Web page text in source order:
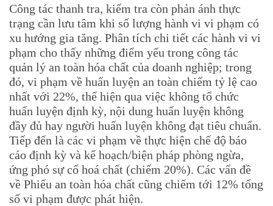
Công tác thanh tra, kiểm tra còn phản ánh thực
trạng cần lưu tâm khi số lượng hành vi vi phạm có
xu hướng gia tăng. Phân tích chi tiết các hành vi vi
phạm cho thấy những điểm yếu trong công tác
quản lý an toàn hóa chất của doanh nghiệp; trong
đó, vi phạm về huấn luyện an toàn chiếm tỷ lệ cao
nhất với 22%, thể hiện qua việc không tổ chức
huấn luyện định kỳ, nội dung huấn luyện không
đầy đủ hay người huấn luyện không đạt tiêu chuẩn.
Tiếp đến là các vi phạm về thực hiện chế độ báo
cáo định kỳ và kế hoạch/biện pháp phòng ngừa,
ứng phó sự cố hoá chất (chiếm 20%). Các vấn đề
về Phiếu an toàn hóa chất cũng chiếm tới 12% tổng
số vi phạm được phát hiện.